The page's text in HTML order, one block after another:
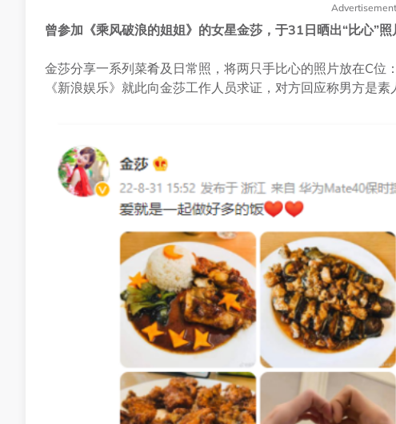
Advertisement
曾参加《乘风破浪的姐姐》的女星金莎，于31日晒出“比心”照
金莎分享一系列菜肴及日常照，将两只手比心的照片放在C位
《新浪娱乐》就此向金莎工作人员求证，对方回应称男方是素